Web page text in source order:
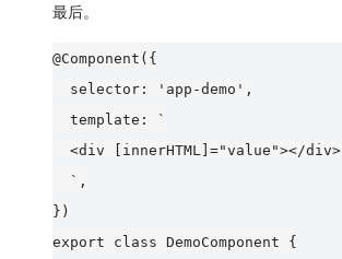
最后。
@Component({
  selector: 'app-demo',
  template: `
  <div [innerHTML]="value"></div>
  `,
})
export class DemoComponent {